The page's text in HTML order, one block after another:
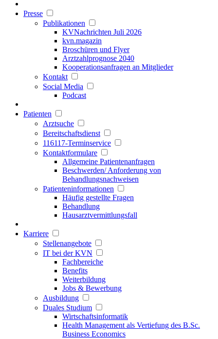
Presse
Publikationen
KVNachrichten Juli 2026
kvn.magazin
Broschüren und Flyer
Arztzahlprognose 2040
Kooperationsanfragen an Mitglieder
Kontakt
Social Media
Podcast
Patienten
Arztsuche
Bereitschaftsdienst
116117-Terminservice
Kontaktformulare
Allgemeine Patientenanfragen
Beschwerden/ Anforderung von
Behandlungsnachweisen
Patienteninformationen
Häufig gestellte Fragen
Behandlung
Hausarztvermittlungsfall
Karriere
Stellenangebote
IT bei der KVN
Fachbereiche
Benefits
Weiterbildung
Jobs & Bewerbung
Ausbildung
Duales Studium
Wirtschaftsinformatik
Health Management als Vertiefung des B.Sc.
Business Economics